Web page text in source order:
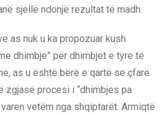
sjellë ndonjë rezultat të madh.
as nuk u ka propozuar kush
dhimbje” për dhimbjet e tyre të
as u është bërë e qartë se çfarë
zgjasë procesi i “dhimbjes pa
vetëm nga shqiptarët. Armiqtë